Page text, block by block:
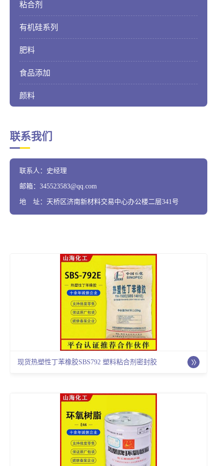
粘合剂
有机硅系列
肥料
食品添加
颜料
联系我们
联系人：史经理
邮箱：345523583@qq.com
地 址：天桥区济南新材料交易中心办公楼二层341号
现货热塑性丁苯橡胶SBS792 塑料粘合剂密封胶